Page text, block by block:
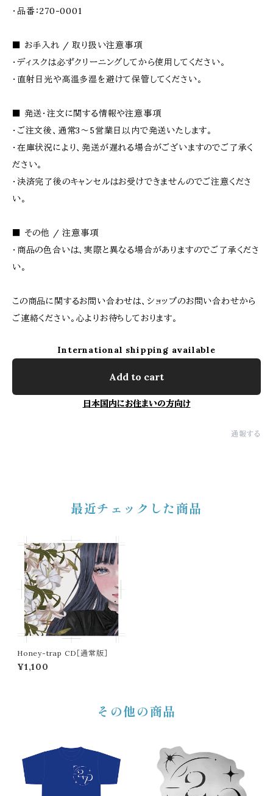
・品番：270-0001
■ お手入れ / 取り扱い注意事項
・ディスクは必ずクリーニングしてから使用してください。
・直射日光や高温多湿を避けて保管してください。
■ 発送・注文に関する情報や注意事項
・ご注文後、通常3〜5営業日以内で発送いたします。
・在庫状況により、発送が遅れる場合がございますのでご了承く
ださい。
・決済完了後のキャンセルはお受けできませんのでご注意くださ
い。
■ その他 / 注意事項
・商品の色合いは、実際と異なる場合がありますのでご了承くださ
い。
この商品に関するお問い合わせは、ショップのお問い合わせから
ご連絡ください。心よりお待ちしております。
International shipping available
Add to cart
日本国内にお住まいの方向け
通報する
最近チェックした商品
Honey-trap CD［通常版］
¥1,100
その他の商品